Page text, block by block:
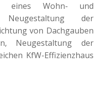
eines Wohn- und
Neugestaltung der
von Dachgauben
Neugestaltung der
KfW-Effizienzhaus